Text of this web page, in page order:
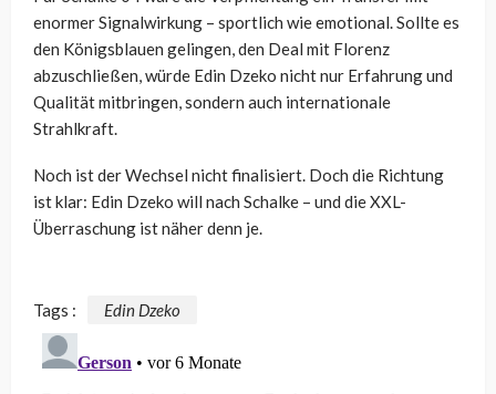
enormer Signalwirkung – sportlich wie emotional. Sollte es
den Königsblauen gelingen, den Deal mit Florenz
abzuschließen, würde Edin Dzeko nicht nur Erfahrung und
Qualität mitbringen, sondern auch internationale
Strahlkraft.
Noch ist der Wechsel nicht finalisiert. Doch die Richtung
ist klar: Edin Dzeko will nach Schalke – und die XXL-
Überraschung ist näher denn je.
Tags : Edin Dzeko